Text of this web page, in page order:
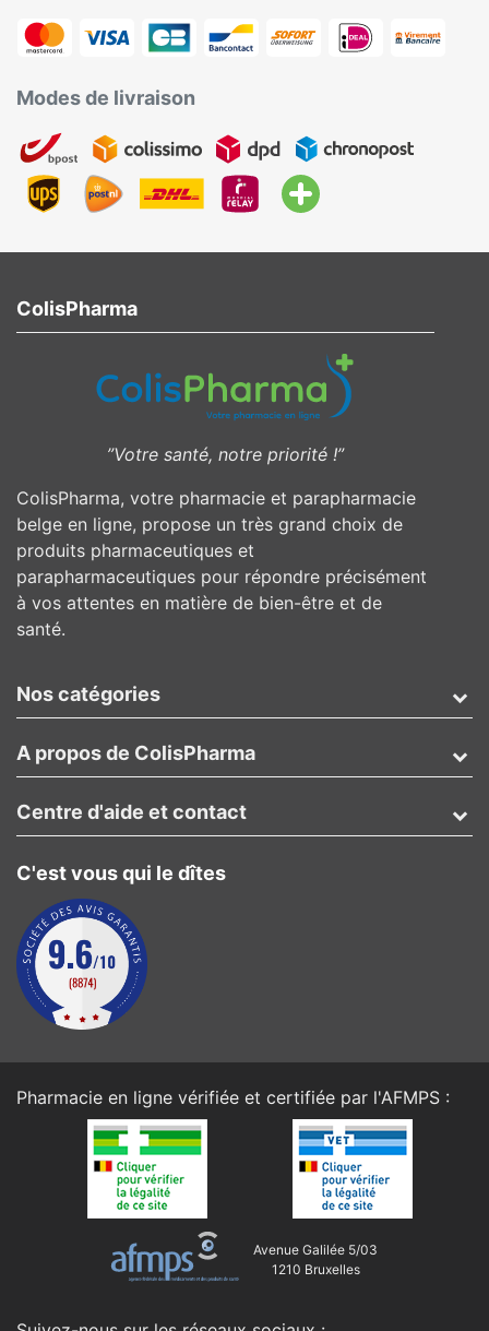
Modes de livraison
ColisPharma
”Votre santé, notre priorité !”
ColisPharma, votre pharmacie et parapharmacie
belge en ligne, propose un très grand choix de
produits pharmaceutiques et
parapharmaceutiques pour répondre précisément
à vos attentes en matière de bien-être et de
santé.
Nos catégories
A propos de ColisPharma
C'est vous qui le dîtes
Centre d'aide et contact
Pharmacie en ligne vérifiée et certifiée par l'AFMPS :
Avenue Galilée 5/03
1210 Bruxelles